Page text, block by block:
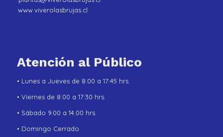
www.viverolasbrujas.cl
Atención al Público
• Lunes a Jueves de 8:00 a 17:45 hrs.
• Viernes de 8:00 a 17:30 hrs.
• Sábado 9.00 a 14.00 hrs.
• Domingo Cerrado